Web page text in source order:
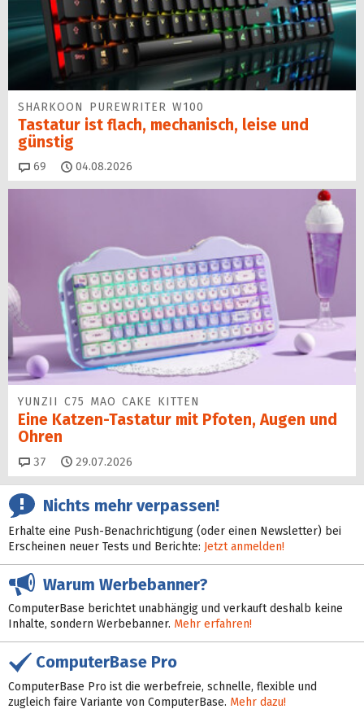
SHARKOON PUREWRITER W100
Tastatur ist flach, mechanisch, leise und
günstig
69 Kommentare
04.08.2026
YUNZII C75 MAO CAKE KITTEN
Eine Katzen-Tastatur mit Pfoten, Augen und
Ohren
37 Kommentare
29.07.2026
Nichts mehr verpassen!
Erhalte eine Push-Benachrichtigung (oder einen Newsletter) bei
Erscheinen neuer Tests und Berichte: Jetzt anmelden!
Warum Werbebanner?
ComputerBase berichtet unabhängig und verkauft deshalb keine
Inhalte, sondern Werbebanner. Mehr erfahren!
ComputerBase Pro
ComputerBase Pro ist die werbefreie, schnelle, flexible und
zugleich faire Variante von ComputerBase. Mehr dazu!